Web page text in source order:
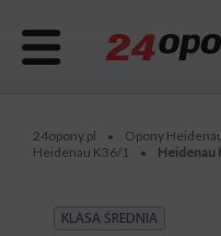
24opony.pl • Opony
Heidenau K36/1 • Heidenau
KLASA ŚREDNIA